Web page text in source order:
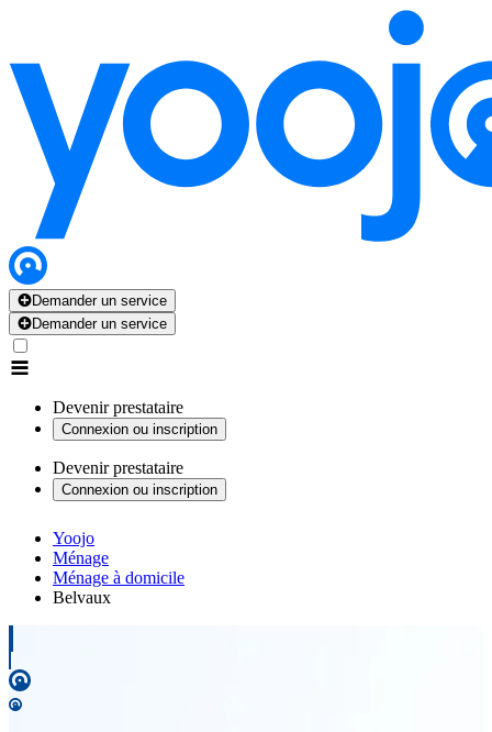
Demander un service
Demander un service
Devenir prestataire
Connexion ou inscription
Devenir prestataire
Connexion ou inscription
Yoojo
Ménage
Ménage à domicile
Belvaux